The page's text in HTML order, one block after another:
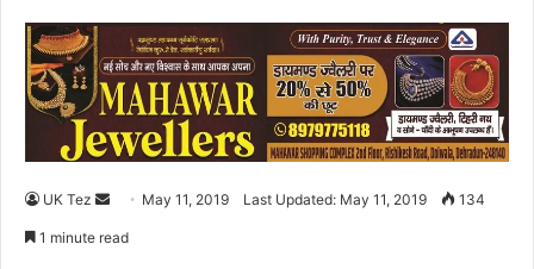
UK Tez May 11, 2019 Last Updated: May 11, 2019 134
1 minute read